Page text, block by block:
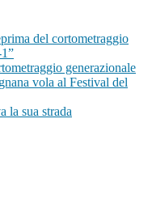
del cortometraggio
generazionale
vola al Festival del
la sua strada